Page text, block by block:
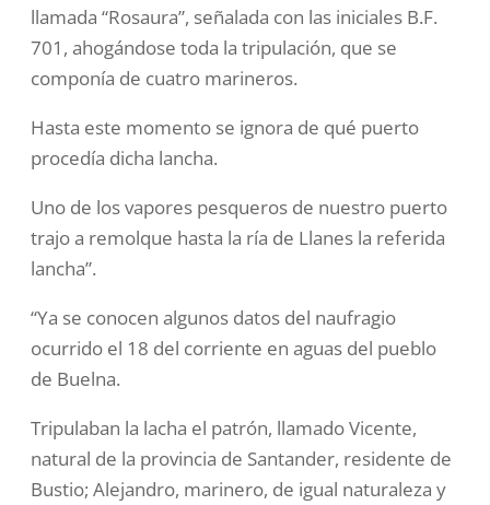
llamada “Rosaura”, señalada con las iniciales B.F.
701, ahogándose toda la tripulación, que se
componía de cuatro marineros.
Hasta este momento se ignora de qué puerto
procedía dicha lancha.
Uno de los vapores pesqueros de nuestro puerto
trajo a remolque hasta la ría de Llanes la referida
lancha”.
“Ya se conocen algunos datos del naufragio
ocurrido el 18 del corriente en aguas del pueblo
de Buelna.
Tripulaban la lacha el patrón, llamado Vicente,
natural de la provincia de Santander, residente de
Bustio; Alejandro, marinero, de igual naturaleza y